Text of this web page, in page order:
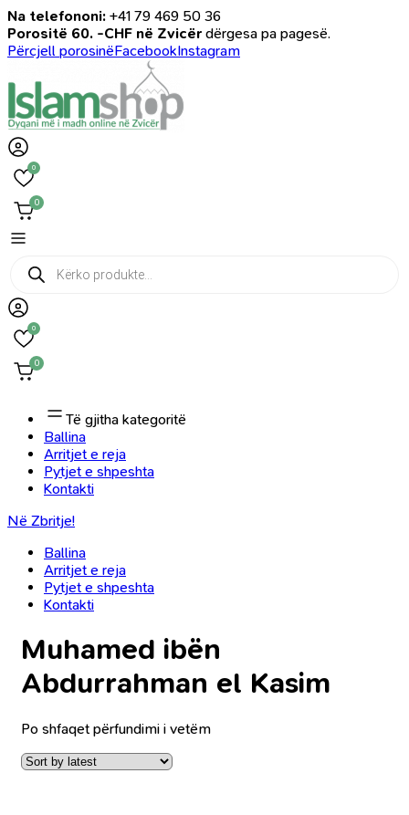
Na telefononi: +41 79 469 50 36
Porositë 60. -CHF në Zvicër dërgesa pa pagesë.
Përcjell porosinëFacebookInstagram
0
0
Products
search
0
0
Të gjitha kategoritë
Ballina
Arritjet e reja
Pytjet e shpeshta
Kontakti
Në Zbritje!
Ballina
Arritjet e reja
Pytjet e shpeshta
Kontakti
Muhamed ibën
Abdurrahman el Kasim
Po shfaqet përfundimi i vetëm